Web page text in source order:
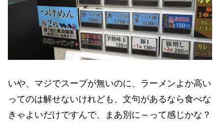
いや、マジでスープが無いのに、ラーメンよか高い
ってのは解せないけれども、文句があるなら食べな
きゃよいだけですんで、まあ別に～って感じかな？